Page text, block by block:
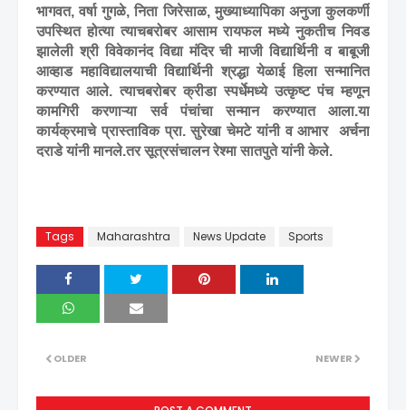
भागवत,वर्षा गुगळे,निता जिरेसाळ,मुख्याध्यापिका अनुजा कुलकर्णी
उपस्थित होत्या त्याचबरोबर आसाम रायफल मध्ये नुकतीच निवड
झालेली श्री विवेकानंद विद्या मंदिर ची माजी विद्यार्थिनी व बाबूजी
आव्हाड महाविद्यालयाची विद्यार्थिनी श्रद्धा येळाई हिला सन्मानित
करण्यात आले. त्याचबरोबर क्रीडा स्पर्धेमध्ये उत्कृष्ट पंच म्हणून
कामगिरी करणाऱ्या सर्व पंचांचा सन्मान करण्यात आला.या
कार्यक्रमाचे प्रास्ताविक प्रा. सुरेखा चेमटे यांनी व आभार
अर्चना
दराडे यांनी मानले.तर सूत्रसंचालन रेश्मा सातपुते यांनी केले.
Tags Maharashtra News Update Sports
NEWER
OLDER